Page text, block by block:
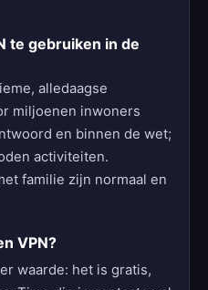
te gebruiken in de
alledaagse
miljoenen inwoners
en binnen de wet;
activiteiten.
familie zijn normaal en
VPN?
waarde: het is gratis,